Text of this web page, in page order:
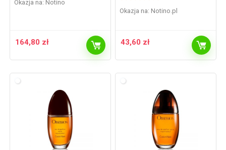
Okazja na: Notino
164,80 zł
Okazja na: notino.pl
43,60 zł